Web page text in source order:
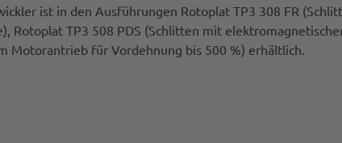
ist in den Ausführungen Rotoplat TP3 308 FR
Rotoplat TP3 508 PDS (Schlitten mit
Motorantrieb für Vordehnung bis 500 %) erhältlich.